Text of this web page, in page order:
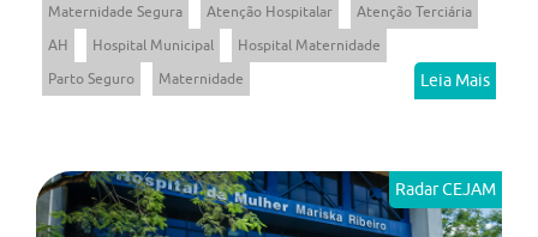
Maternidade Segura Atenção Hospitalar
Atenção Terciária
AH
Hospital Municipal
Hospital Maternidade
Parto Seguro
Maternidade Leia Mais
Radar CEJAM